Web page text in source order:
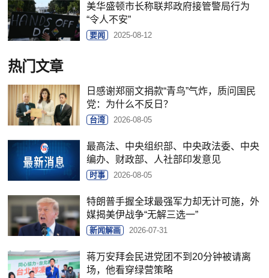
美华盛顿市长称联邦政府接管警局行为
“令人不安”
要闻 2025-08-12
热门文章
日感谢郑丽文捐款“青鸟”气炸，质问国民
党：为什么不反日？
台湾 2026-08-05
最高法、中央组织部、中央政法委、中央
编办、财政部、人社部印发意见
时事 2026-08-05
特朗普手握全球最强军力却无计可施，外
媒揭美伊战争“无解三选一”
新闻解画 2026-07-31
蒋万安拜会民进党团不到20分钟被请离
场，他看穿绿营策略